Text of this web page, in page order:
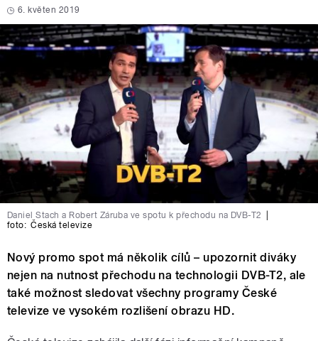
6. květen 2019
Daniel Stach a Robert Záruba ve spotu k přechodu na DVB-T2
foto: Česká televize
Nový promo spot má několik cílů – upozornit diváky
nejen na nutnost přechodu na technologii DVB-T2, ale
také možnost sledovat všechny programy České
televize ve vysokém rozlišení obrazu HD.